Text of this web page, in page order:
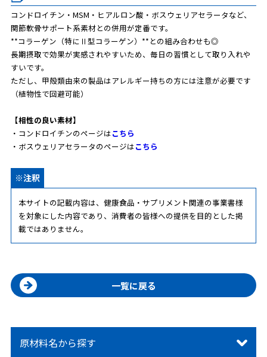
コンドロイチン・MSM・ヒアルロン酸・ボスウェリアセラータなど、
関節軟骨サポート系素材との併用が定番です。
**コラーゲン（特にⅡ型コラーゲン）**との組み合わせも◎
長期摂取で効果が実感されやすいため、毎日の習慣として取り入れや
すいです。
ただし、甲殻類由来の製品はアレルギー持ちの方には注意が必要です
（植物性で回避可能）
【相性の良い素材】
・コンドロイチンのページはこちら
・ボスウェリアセラータのページはこちら
※注釈
本サイトの記載内容は、健康食品・サプリメント関連の事業書様
を対象にした内容であり、消費者の皆様への提供を目的とした掲
載ではありません。
一覧に戻る
原材料名から探す